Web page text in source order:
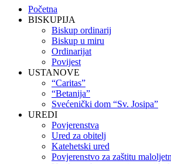
Početna
BISKUPIJA
Biskup ordinarij
Biskup u miru
Ordinarijat
Povijest
USTANOVE
“Caritas”
“Betanija”
Svećenički dom “Sv. Josipa”
UREDI
Povjerenstva
Ured za obitelj
Katehetski ured
Povjerenstvo za zaštitu